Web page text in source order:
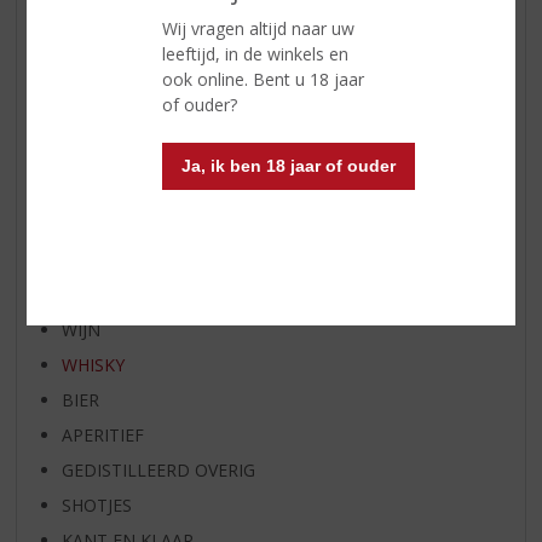
Wij vragen altijd naar uw
leeftijd, in de winkels en
ook online. Bent u 18 jaar
of ouder?
Ja, ik ben 18 jaar of ouder
WHISKY VAN DE MAAND
RUM VAN DE MAAND
BIER VAN DE MAAND
SPIRIT VAN DE MAAND
EXCLUSIEF TOPSLIJTER
WIJN
WHISKY
BIER
APERITIEF
GEDISTILLEERD OVERIG
SHOTJES